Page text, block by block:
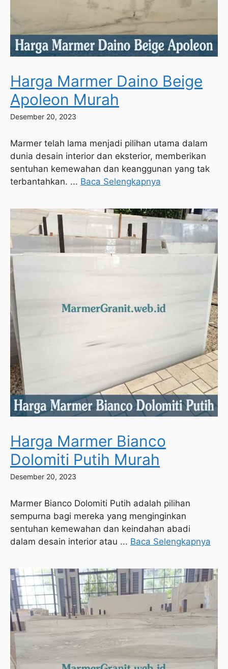
Harga Marmer Daino Beige
Apoleon Murah
Desember 20, 2023
Marmer telah lama menjadi pilihan utama dalam
dunia desain interior dan eksterior, memberikan
sentuhan kemewahan dan keanggunan yang tak
terbantahkan. ... Baca Selengkapnya
Harga Marmer Bianco
Dolomiti Putih Murah
Desember 20, 2023
Marmer Bianco Dolomiti Putih adalah pilihan
sempurna bagi mereka yang menginginkan
sentuhan kemewahan dan keindahan abadi
dalam desain interior atau ... Baca Selengkapnya